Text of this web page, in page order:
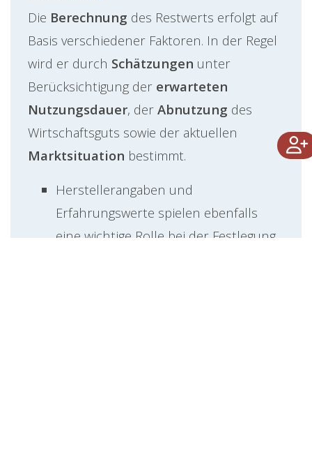
Die Berechnung des Restwerts erfolgt auf
Basis verschiedener Faktoren. In der Regel
wird er durch Schätzungen unter
Berücksichtigung der erwarteten
Nutzungsdauer, der Abnutzung des
Wirtschaftsguts sowie der aktuellen
Marktsituation bestimmt.
Herstellerangaben und
Erfahrungswerte spielen ebenfalls
eine wichtige Rolle bei der Festlegung